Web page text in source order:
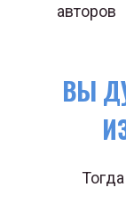
авторов
ВЫ